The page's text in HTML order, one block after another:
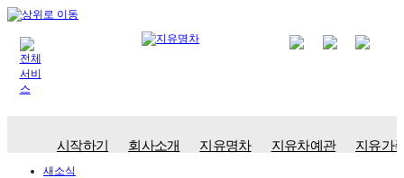
시작하기 회사소개 지유명차 지유차예관 지유가
새소식